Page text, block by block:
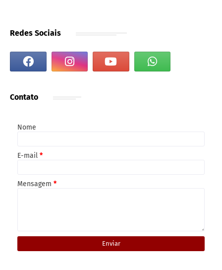
Redes Sociais
Contato
Nome
E-mail *
Mensagem *